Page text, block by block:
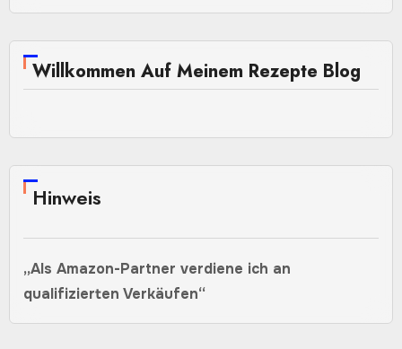
Willkommen Auf Meinem Rezepte Blog
Hinweis
„Als Amazon-Partner verdiene ich an
qualifizierten Verkäufen“